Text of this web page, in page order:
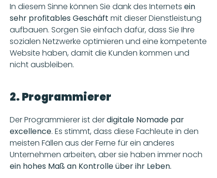
In diesem Sinne können Sie dank des Internets ein
sehr profitables Geschäft mit dieser Dienstleistung
aufbauen. Sorgen Sie einfach dafür, dass Sie Ihre
sozialen Netzwerke optimieren und eine kompetente
Website haben, damit die Kunden kommen und
nicht ausbleiben.
2. Programmierer
Der Programmierer ist der digitale Nomade par
excellence. Es stimmt, dass diese Fachleute in den
meisten Fällen aus der Ferne für ein anderes
ein hohes Maß an Kontrolle über ihr Leben.